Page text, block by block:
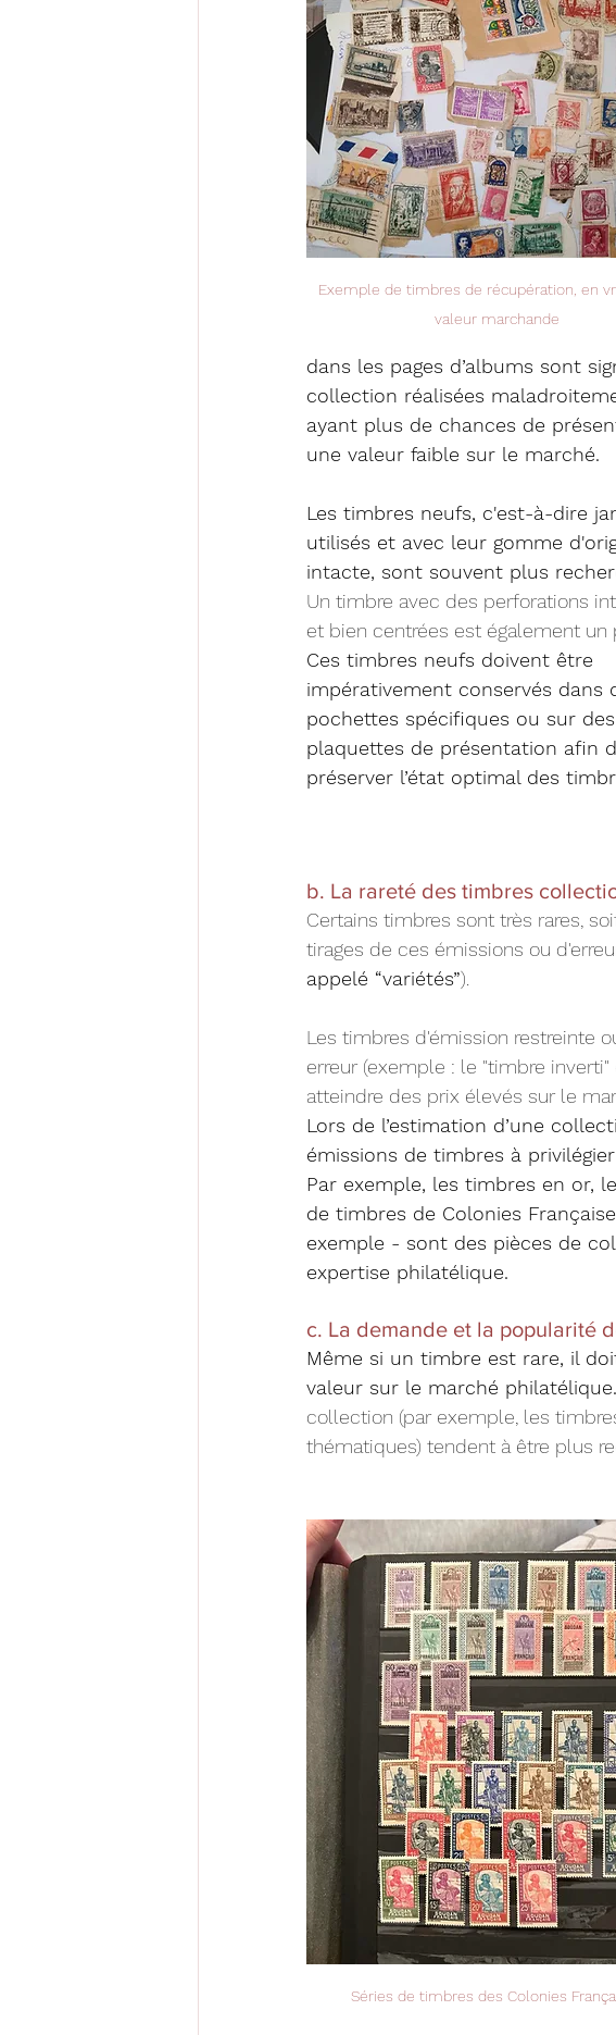
Exemple de timbres de récupération, en
valeur marchande
dans les pages d’albums sont
collection réalisées
ayant plus de chances de
une valeur faible sur le marché.
Les timbres neufs, c'est-à-dire
utilisés et avec leur gomme
intacte, sont souvent plus
Un timbre avec des perforations
et bien centrées est également un
Ces timbres neufs doivent être
impérativement conservés dans
pochettes spécifiques ou sur des
plaquettes de présentation afin
préserver l’état optimal des
b. La rareté des timbres
Certains timbres sont très rares,
tirages de ces émissions ou
appelé “variétés”).
Les timbres d'émission restreinte
erreur (exemple : le "timbre
atteindre des prix élevés sur le
Lors de l’estimation d’une
émissions de timbres à
Par exemple, les timbres en or,
de timbres de Colonies
exemple - sont des pièces de
expertise philatélique.
c. La demande et la popularité
Même si un timbre est rare, il
valeur sur le marché philatélique.
collection (par exemple, les
thématiques) tendent à être plus
Séries de timbres des Colonies